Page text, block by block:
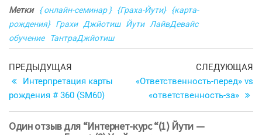
Метки
{ онлайн-семинар } {Граха-Йути}
{карта-
рождения}
Грахи Джйотиш Йути ЛайвДевайс
обучение
ТантраДжйотиш
Навигация
по
записям
Предыдущая
запись
ПРЕДЫДУЩАЯ
Интерпретация карты
рождения # 360 (SM60)
СЛЕДУЮЩАЯ
«Ответственность-перед» vs
«ответственность-за»
Один отзыв для “Интернет-курс “(1) Йути —